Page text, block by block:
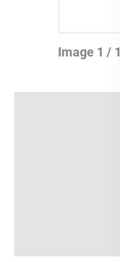
Image 1 / 1